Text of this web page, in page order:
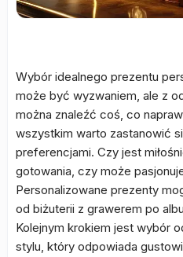
Wybór idealnego prezentu
może być wyzwaniem, ale z
można znaleźć coś, co
wszystkim warto zastanowić
preferencjami. Czy jest
gotowania, czy może
Personalizowane prezenty
od biżuterii z grawerem po
Kolejnym krokiem jest wybór
stylu, który odpowiada